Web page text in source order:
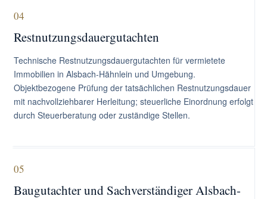
04
Restnutzungsdauergutachten
Technische Restnutzungsdauergutachten für vermietete
Immobilien in Alsbach-Hähnlein und Umgebung.
Objektbezogene Prüfung der tatsächlichen Restnutzungsdauer
mit nachvollziehbarer Herleitung; steuerliche Einordnung erfolgt
durch Steuerberatung oder zuständige Stellen.
05
Baugutachter und Sachverständiger Alsbach-